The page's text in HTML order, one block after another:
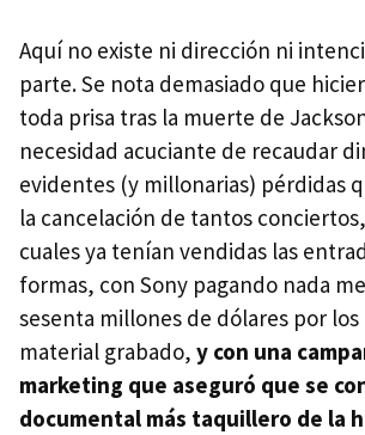
Aquí no existe ni dirección ni
parte. Se nota demasiado que
toda prisa tras la muerte de
necesidad acuciante de recaudar
evidentes (y millonarias) pérdidas
la cancelación de tantos
cuales ya tenían vendidas las
formas, con Sony pagando nada
sesenta millones de dólares por
material grabado, y con una
marketing que aseguró que se
documental más taquillero de la